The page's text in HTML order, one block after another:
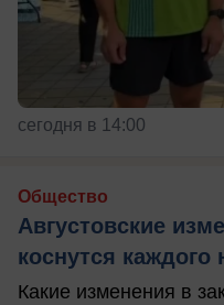
сегодня в 14:00
Общество
Августовские
коснутся каждого
Какие изменения в